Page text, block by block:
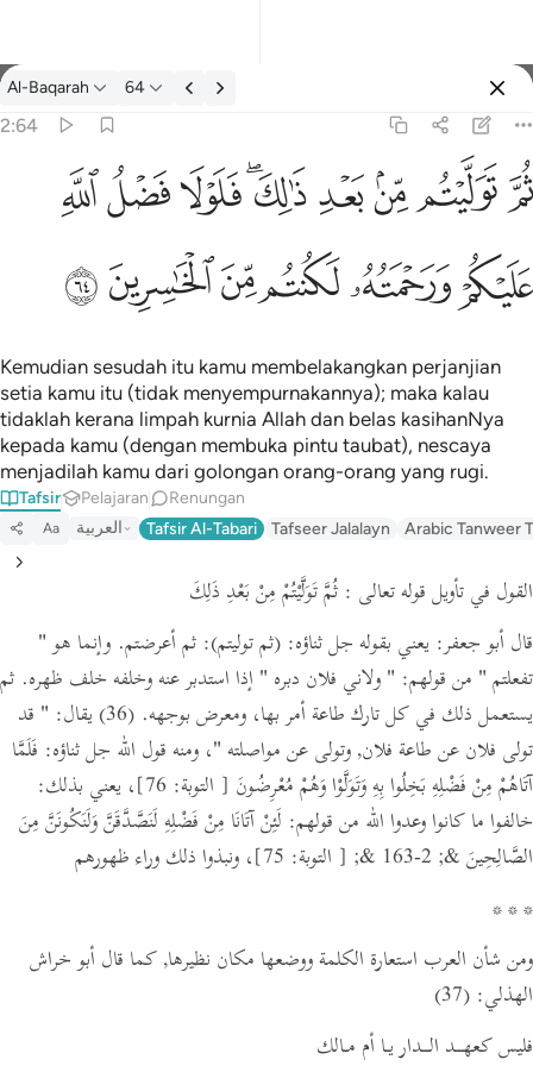
Tafsir: Al-Baqarah 2:64
Al-Baqarah 64
2:64
من بعد ذالك فلولا فضل الله عليكم ورحمته لكنتم من الخاسرين ٦٤
فَضْلُ ٱللَّهِ عَلَيْكُمْ وَرَحْمَتُهُۥ لَكُنتُم مِّنَ ٱلْخَـٰسِرِينَ ٦٤
ﱪﱫﱬﱭﱮﱯﱰﱱﱲ
ﱳﱴﱵﱶﱷﱸ
Kemudian sesudah itu kamu membelakangkan perjanjian
setia kamu itu (tidak menyempurnakannya); maka kalau
tidaklah kerana limpah kurnia Allah dan belas kasihanNya
kepada kamu (dengan membuka pintu taubat), nescaya
menjadilah kamu dari golongan orang-orang yang rugi.
Tafsir Pelajaran Renungan
Aa العربية Tafsir Al-Tabari Tafseer Jalalayn Arabic Tanweer
القول في تأويل قوله تعالى : ثُمَّ تَوَلَّيْتُمْ مِنْ بَعْدِ ذَلِكَ
قال أبو جعفر: يعني بقوله جل ثناؤه: (ثم توليتم): ثم أعرضتم. وإنما هو"
تفعلتم " من قولهم: " ولاني فلان دبره " إذا استدبر عنه وخلفه خلف ظهره. ثم
يستعمل ذلك في كل تارك طاعة أمر بها، ومعرض بوجهه. (36) يقال: " قد
تولى فلان عن طاعة فلان, وتولى عن مواصلته "، ومنه قول الله جل ثناؤه: فَلَمَّا
آتَاهُمْ مِنْ فَضْلِهِ بَخِلُوا بِهِ وَتَوَلَّوْا وَهُمْ مُعْرِضُونَ [ التوبة: 76] ، يعني بذلك:
خالفوا ما كانوا وعدوا الله من قولهم: لَئِنْ آتَانَا مِنْ فَضْلِهِ لَنَصَّدَّقَنَّ وَلَنَكُونَنَّ مِنَ
الصَّالِحِينَ &; 2-163 &;
[ التوبة: 75]
، ونبذوا ذلك وراء ظهورهم
* * *
ومن شأن العرب استعارة الكلمة ووضعها مكان نظيرها, كما قال أبو خراش
الهذلي: (37)
فليس كعهــد الــدار يـا أم مـالك